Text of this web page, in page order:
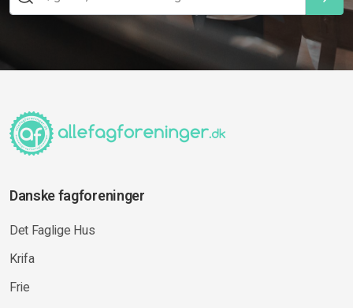
Danske fagforeninger
Det Faglige Hus
Krifa
Frie